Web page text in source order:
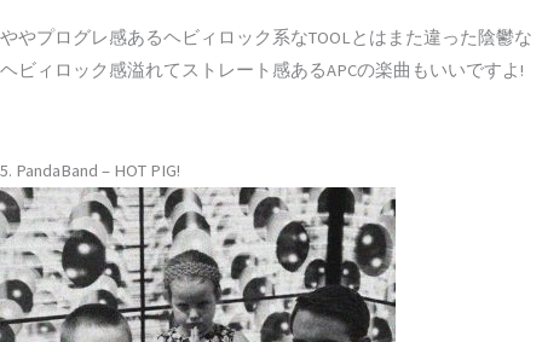
ややプログレ感あるヘビィロック系なTOOLとはまた違った陰鬱な
ヘビィロック感溢れてストレート感あるAPCの楽曲もいいですよ!
5. PandaBand – HOT PIG!